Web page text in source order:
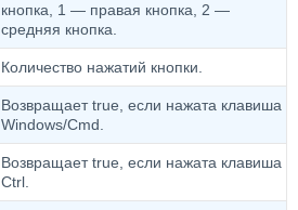
кнопка, 1 — правая кнопка, 2 —
средняя кнопка.
Количество нажатий кнопки.
Возвращает true, если нажата клавиша
Windows/Cmd.
Возвращает true, если нажата клавиша
Ctrl.